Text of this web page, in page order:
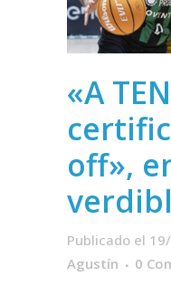
«A
off»,
Publicado el
Agustín
0